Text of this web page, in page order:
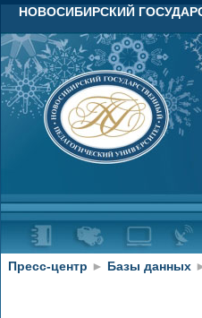
НОВОСИБИРСКИЙ
Пресс-центр ► Базы данных